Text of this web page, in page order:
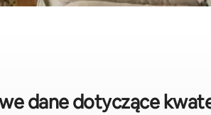
dane dotyczące